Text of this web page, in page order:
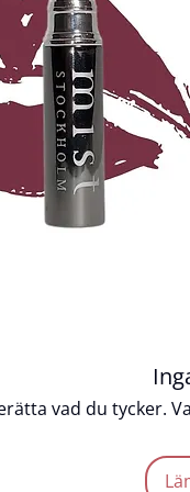
vad du tycker.